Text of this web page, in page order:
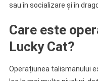
sau în socializare și în
Care este
Lucky Cat?
Operațiunea talismanului